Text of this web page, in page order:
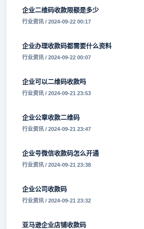
企业二维码收款限额是多少
行业资讯 / 2024-09-22 00:17
企业办理收款码都需要什么资料
行业资讯 / 2024-09-22 00:07
企业可以二维码收款吗
行业资讯 / 2024-09-21 23:53
企业公章收款二维码
行业资讯 / 2024-09-21 23:47
企业号微信收款码怎么开通
行业资讯 / 2024-09-21 23:38
企业公司收款码
行业资讯 / 2024-09-21 23:32
亚马逊企业店铺收款码